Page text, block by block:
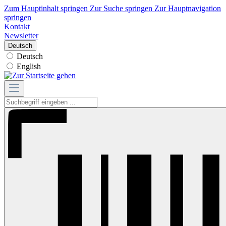
Zum Hauptinhalt springen Zur Suche springen Zur Hauptnavigation
springen
Kontakt
Newsletter
Deutsch
Deutsch
English